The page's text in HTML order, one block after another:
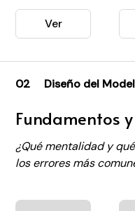
Ver
02 Diseño del
Fundamentos
¿Qué mentalidad y
los errores más